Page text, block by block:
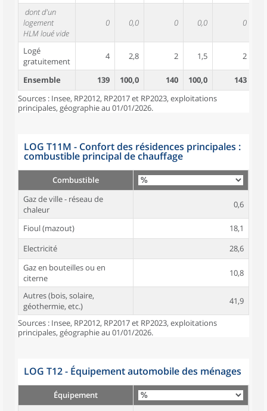
dont d'un
logement
HLM loué vide
0 0,0 0 0,0 0
Logé
gratuitement
4 2,8 2 1,5 2
Ensemble 139 100,0 140 100,0 143
Sources : Insee, RP2012, RP2017 et RP2023, exploitations
principales, géographie au 01/01/2026.
LOG T11M - Confort des résidences principales :
combustible principal de chauffage
Combustible
Gaz de ville - réseau de
chaleur
0,6
Fioul (mazout)
18,1
Electricité
28,6
Gaz en bouteilles ou en
citerne
10,8
Autres (bois, solaire,
géothermie, etc.)
41,9
Sources : Insee, RP2012, RP2017 et RP2023, exploitations
principales, géographie au 01/01/2026.
LOG T12 - Équipement automobile des ménages
Équipement